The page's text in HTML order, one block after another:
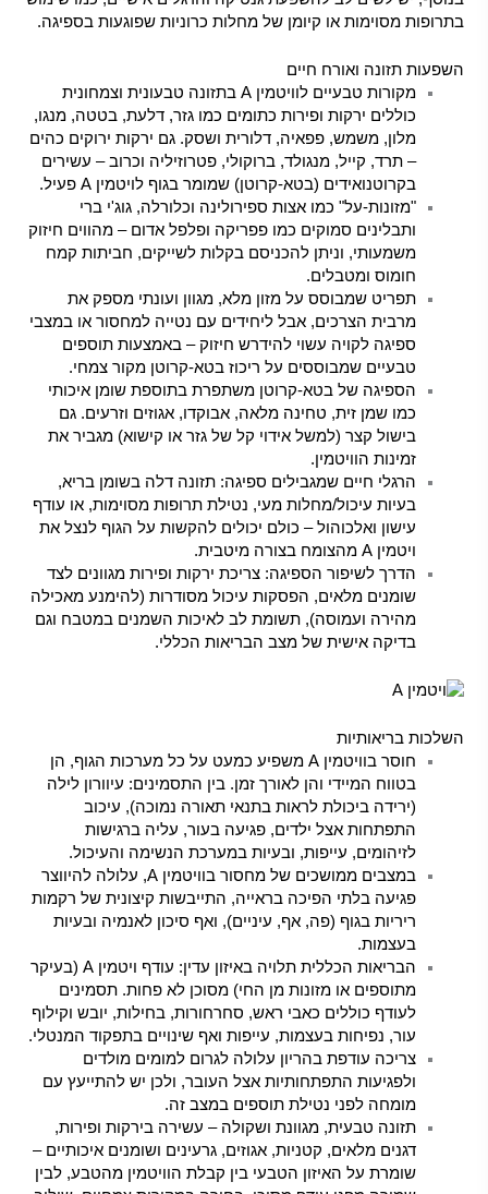
בתרופות מסוימות או קיומן של מחלות כרוניות שפוגעות בספיגה.
השפעות תזונה ואורח חיים
מקורות טבעיים לוויטמין A בתזונה טבעונית וצמחונית
כוללים ירקות ופירות כתומים כמו גזר, דלעת, בטטה, מנגו,
מלון, משמש, פפאיה, דלורית ושסק. גם ירקות ירוקים כהים
– תרד, קייל, מנגולד, ברוקולי, פטרוזיליה וכרוב – עשירים
בקרוטנואידים (בטא-קרוטן) שמומר בגוף לויטמין A פעיל.
"מזונות-על" כמו אצות ספירולינה וכלורלה, גוג'י ברי
ותבלינים סמוקים כמו פפריקה ופלפל אדום – מהווים חיזוק
משמעותי, וניתן להכניסם בקלות לשייקים, חביתות קמח
חומוס ומטבלים.
תפריט שמבוסס על מזון מלא, מגוון ועונתי מספק את
מרבית הצרכים, אבל ליחידים עם נטייה למחסור או במצבי
ספיגה לקויה עשוי להידרש חיזוק – באמצעות תוספים
טבעיים שמבוססים על ריכוז בטא-קרוטן מקור צמחי.
הספיגה של בטא-קרוטן משתפרת בתוספת שומן איכותי
כמו שמן זית, טחינה מלאה, אבוקדו, אגוזים וזרעים. גם
בישול קצר (למשל אידוי קל של גזר או קישוא) מגביר את
זמינות הוויטמין.
הרגלי חיים שמגבילים ספיגה: תזונה דלה בשומן בריא,
בעיות עיכול/מחלות מעי, נטילת תרופות מסוימות, או עודף
עישון ואלכוהול – כולם יכולים להקשות על הגוף לנצל את
ויטמין A מהצומח בצורה מיטבית.
הדרך לשיפור הספיגה: צריכת ירקות ופירות מגוונים לצד
שומנים מלאים, הפסקות עיכול מסודרות (להימנע מאכילה
מהירה ועמוסה), תשומת לב לאיכות השמנים במטבח וגם
בדיקה אישית של מצב הבריאות הכללי.
השלכות בריאותיות
חוסר בוויטמין A משפיע כמעט על כל מערכות הגוף, הן
בטווח המיידי והן לאורך זמן. בין התסמינים: עיוורון לילה
(ירידה ביכולת לראות בתנאי תאורה נמוכה), עיכוב
התפתחות אצל ילדים, פגיעה בעור, עליה ברגישות
לזיהומים, עייפות, ובעיות במערכת הנשימה והעיכול.
במצבים ממושכים של מחסור בוויטמין A, עלולה להיווצר
פגיעה בלתי הפיכה בראייה, התייבשות קיצונית של רקמות
ריריות בגוף (פה, אף, עיניים), ואף סיכון לאנמיה ובעיות
בעצמות.
הבריאות הכללית תלויה באיזון עדין: עודף ויטמין A (בעיקר
מתוספים או מזונות מן החי) מסוכן לא פחות. תסמינים
לעודף כוללים כאבי ראש, סחרחורות, בחילות, יובש וקילוף
עור, נפיחות בעצמות, עייפות ואף שינויים בתפקוד המנטלי.
צריכה עודפת בהריון עלולה לגרום למומים מולדים
ולפגיעות התפתחותיות אצל העובר, ולכן יש להתייעץ עם
מומחה לפני נטילת תוספים במצב זה.
תזונה טבעית, מגוונת ושקולה – עשירה בירקות ופירות,
דגנים מלאים, קטניות, אגוזים, גרעינים ושומנים איכותיים –
שומרת על האיזון הטבעי בין קבלת הוויטמין מהטבע, לבין